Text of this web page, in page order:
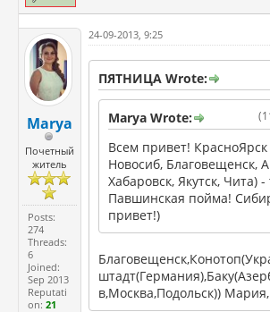
Marya
Почетный
житель
Posts:
274
Threads:
6
Joined:
Sep 2013
Reputati
on:21
24-09-2013, 9:25
ПЯТНИЦА Wrote:
Marya Wrote:
Всем привет! КрасноЯрск
Новосиб, Благовещенск,
Хабаровск, Якутск, Чита)
Павшинская пойма!
привет!)
в,Москва,Подольск))